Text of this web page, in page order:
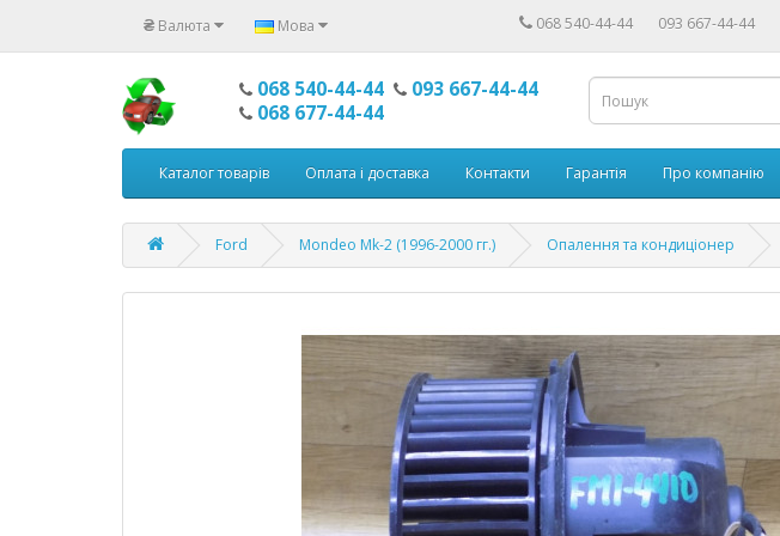
₴ Валюта Мова 068 540-44-44 093 667-44-44
068 540-44-44
093 667-44-44
068 677-44-44
Каталог товарів Оплата і доставка Контакти Гарантія Про компанію
Ford Mondeo Mk-2 (1996-2000 гг.) Опалення та кондиціонер